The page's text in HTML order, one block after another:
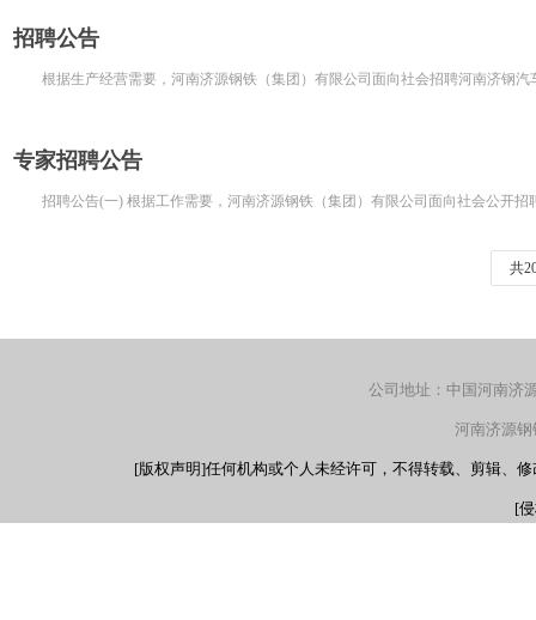
招聘公告
根据生产经营需要，河南济源钢铁（集团）有限公司面向社会招聘河南济钢
专家招聘公告
招聘公告(一) 根据工作需要，河南济源钢铁（集团）有限公司面向社会公开
共
公司地址：中国河南
河南济源
[版权声明]任何机构或个人未经许可，不得转载、剪辑、
[